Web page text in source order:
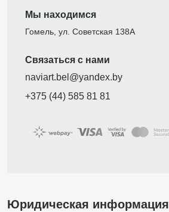
Мы находимся
Гомель, ул. Советская 138А
Связаться с нами
naviart.bel@yandex.by
+375 (44) 585 81 81
Юридическая информация